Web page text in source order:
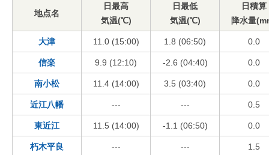
地点名
日最高
気温(℃)
日最低
気温(℃)
日積算
降水量
大津 11.0 (15:00) 1.8 (06:50) 0.0
信楽 9.9 (12:10) -2.6 (04:40) 0.0
南小松 11.4 (14:00) 3.5 (03:40) 0.0
近江八幡 --- --- 0.5
東近江 11.5 (14:00) -1.1 (06:50) 0.0
朽木平良 --- --- 1.5